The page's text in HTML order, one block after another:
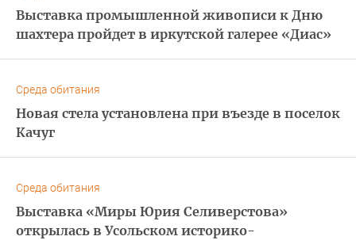
Выставка промышленной живописи к Дню
шахтера пройдет в иркутской галерее «Диас»
Среда обитания
Новая стела установлена при въезде в поселок
Качуг
Среда обитания
Выставка «Миры Юрия Селиверстова»
открылась в Усольском историко-